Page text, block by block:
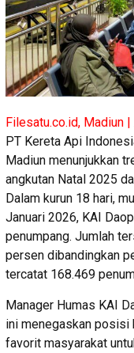
Filesatu.co.id, Madiun |
PT Kereta Api
Madiun menunjukkan
angkutan Natal 2025
Dalam kurun 18 hari,
Januari 2026, KAI
penumpang. Jumlah
persen dibandingkan
tercatat 168.469
Manager Humas KAI
ini menegaskan
favorit masyarakat